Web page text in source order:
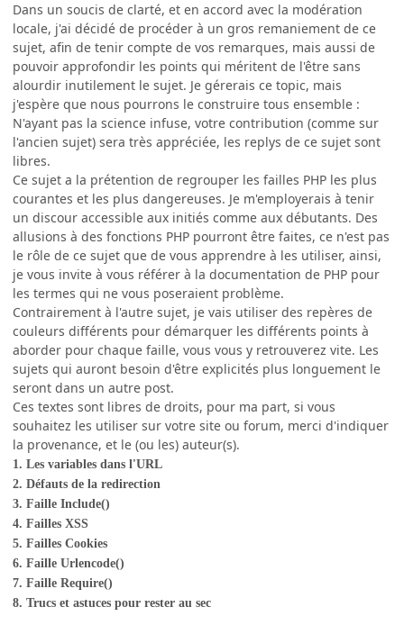
Dans un soucis de clarté, et en accord avec la modération
locale, j'ai décidé de procéder à un gros remaniement de ce
sujet, afin de tenir compte de vos remarques, mais aussi de
pouvoir approfondir les points qui méritent de l'être sans
alourdir inutilement le sujet. Je gérerais ce topic, mais
j'espère que nous pourrons le construire tous ensemble :
N'ayant pas la science infuse, votre contribution (comme sur
l'ancien sujet) sera très appréciée, les replys de ce sujet sont
libres.
Ce sujet a la prétention de regrouper les failles PHP les plus
courantes et les plus dangereuses. Je m'employerais à tenir
un discour accessible aux initiés comme aux débutants. Des
allusions à des fonctions PHP pourront être faites, ce n'est pas
le rôle de ce sujet que de vous apprendre à les utiliser, ainsi,
je vous invite à vous référer à la documentation de PHP pour
les termes qui ne vous poseraient problème.
Contrairement à l'autre sujet, je vais utiliser des repères de
couleurs différents pour démarquer les différents points à
aborder pour chaque faille, vous vous y retrouverez vite. Les
sujets qui auront besoin d'être explicités plus longuement le
seront dans un autre post.
Ces textes sont libres de droits, pour ma part, si vous
souhaitez les utiliser sur votre site ou forum, merci d'indiquer
la provenance, et le (ou les) auteur(s).
1. Les variables dans l'URL
2. Défauts de la redirection
3. Faille Include()
4. Failles XSS
5. Failles Cookies
6. Faille Urlencode()
7. Faille Require()
8. Trucs et astuces pour rester au sec